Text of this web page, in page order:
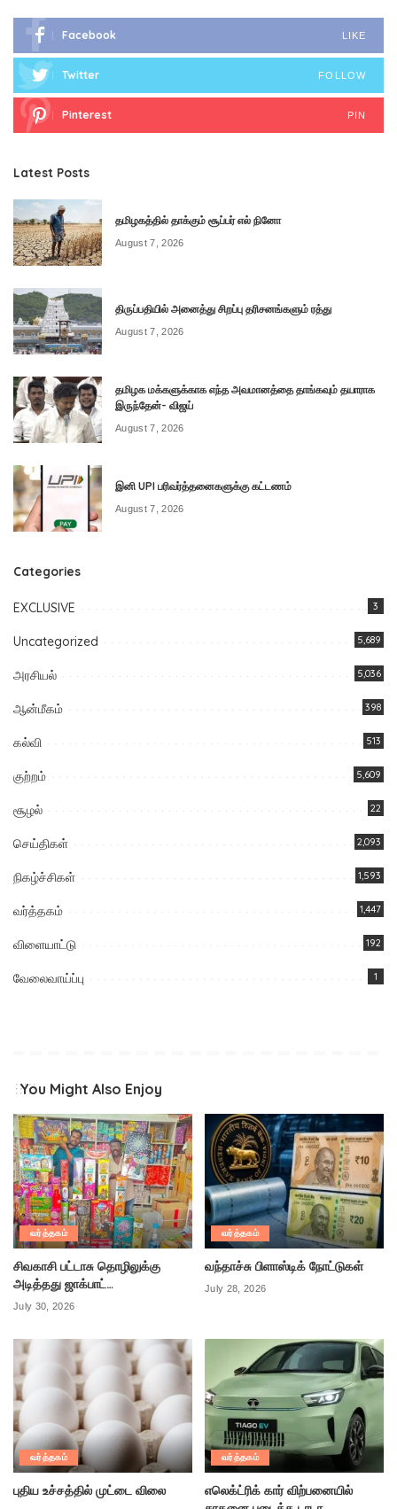
Facebook LIKE
Twitter FOLLOW
Pinterest PIN
Latest Posts
தமிழகத்தில் தாக்கும் சூப்பர் எல் நினோ
August 7, 2026
திருப்பதியில் அனைத்து சிறப்பு தரிசனங்களும் ரத்து
August 7, 2026
தமிழக மக்களுக்காக எந்த அவமானத்தை தாங்கவும் தயாராக
இருந்தேன்- விஜய்
August 7, 2026
இனி UPI பரிவர்த்தனைகளுக்கு கட்டணம்
August 7, 2026
Categories
EXCLUSIVE 3
Uncategorized 5,689
அரசியல் 5,036
ஆன்மீகம் 398
கல்வி 513
குற்றம் 5,609
சூழல் 22
செய்திகள் 2,093
நிகழ்ச்சிகள் 1,593
வர்த்தகம் 1,447
விளையாட்டு 192
வேலைவாய்ப்பு 1
You Might Also Enjoy
வர்த்தகம்
சிவகாசி பட்டாசு தொழிலுக்கு
அடித்தது ஜாக்பாட்…
July 30, 2026
வர்த்தகம்
வந்தாச்சு பிளாஸ்டிக் நோட்டுகள்
July 28, 2026
வர்த்தகம்
புதிய உச்சத்தில் முட்டை விலை
வர்த்தகம்
எலெக்ட்ரிக் கார் விற்பனையில்